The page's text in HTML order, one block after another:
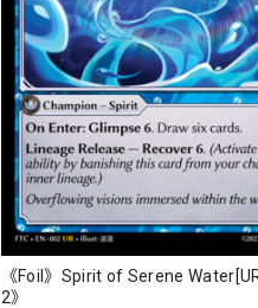
《Foil》Spirit of Serene
2》